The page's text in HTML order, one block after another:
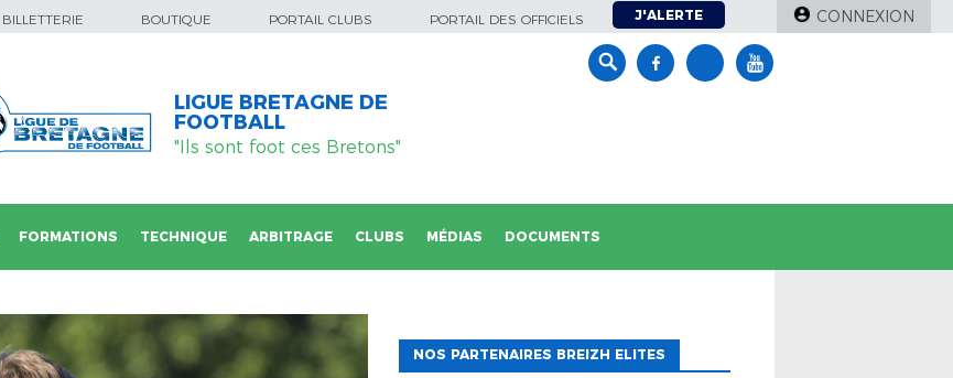
BILLETTERIE BOUTIQUE PORTAIL CLUBS PORTAIL DES OFFICIELS J'ALERTE CONNEXION
LIGUE BRETAGNE DE
FOOTBALL
"Ils sont foot ces Bretons"
FORMATIONS TECHNIQUE ARBITRAGE CLUBS MÉDIAS DOCUMENTS
NOS PARTENAIRES BREIZH ELITES